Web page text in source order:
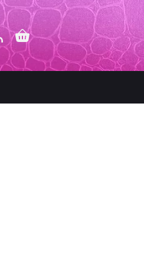
Winkelwagen